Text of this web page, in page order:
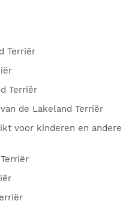
Terriër
Terriër
de Lakeland Terriër
voor kinderen en andere